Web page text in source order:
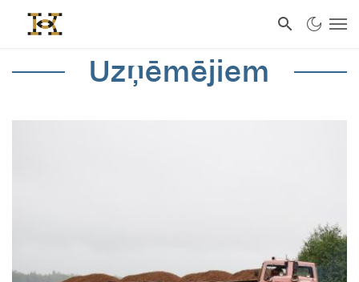
Uzņēmējiem